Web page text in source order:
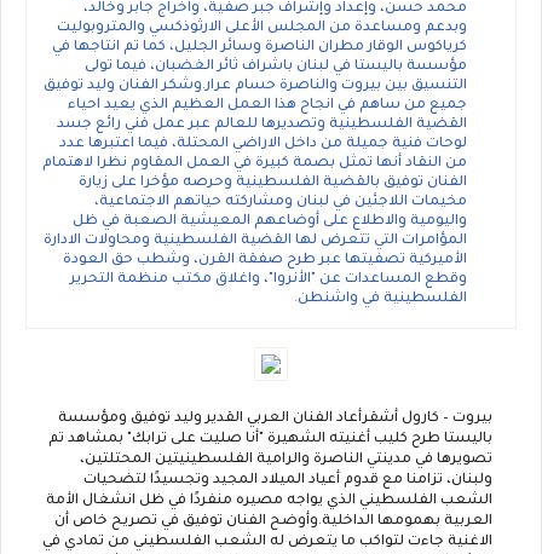
محمد حسن، وإعداد وإشراف جبر صفية، واخراج جابر وخالد،
وبدعم ومساعدة من المجلس الأعلى الارثوذكسي والمتروبوليت
كرياكوس الوقار مطران الناصرة وسائر الجليل، كما تم انتاجها في
مؤسسة باليستا في لبنان باشراف ثائر الغضبان، فيما تولى
التنسيق بين بيروت والناصرة حسام عرار.وشكر الفنان وليد توفيق
جميع من ساهم في انجاح هذا العمل العظيم الذي يعيد احياء
القضية الفلسطينية وتصديرها للعالم عبر عمل فني رائع جسد
لوحات فنية جميلة من داخل الاراضي المحتلة، فيما اعتبرها عدد
من النقاد أنها تمثل بصمة كبيرة في العمل المقاوم نظرا لاهتمام
الفنان توفيق بالقضية الفلسطينية وحرصه مؤخرا على زيارة
مخيمات اللاجئين في لبنان ومشاركته حياتهم الاجتماعية،
واليومية والاطلاع على أوضاعهم المعيشية الصعبة في ظل
المؤامرات التي تتعرض لها القضية الفلسطينية ومحاولات الادارة
الأميركية تصفيتها عبر طرح صفقة القرن، وشطب حق العودة
وقطع المساعدات عن "الأنروا"، واغلاق مكتب منظمة التحرير
الفلسطينية في واشنطن.
بيروت – كارول أشقرأعاد الفنان العربي القدير وليد توفيق ومؤسسة
باليستا طرح كليب أغنيته الشهيرة "أنا صليت على ترابك" بمشاهد تم
تصويرها في مدينتي الناصرة والرامية الفلسطينيتين المحتلتين،
ولبنان، تزامنا مع قدوم أعياد الميلاد المجيد وتجسيدًا لتضحيات
الشعب الفلسطيني الذي يواجه مصيره منفردًا في ظل انشغال الأمة
العربية بهمومها الداخلية.وأوضح الفنان توفيق في تصريح خاص أن
الاغنية جاءت لتواكب ما يتعرض له الشعب الفلسطيني من تمادي في